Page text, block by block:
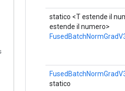
statico <T estende il
estende il numero>
statico